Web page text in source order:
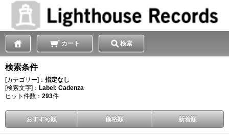
カート 検索
検索条件
[カテゴリー]： 指定なし
[検索文字]： Label: Cadenza
ヒット件数： 293件
おすすめ順 価格順 新着順